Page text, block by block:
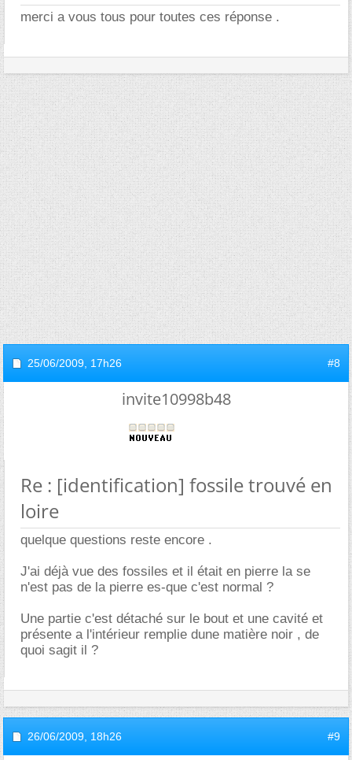
merci a vous tous pour toutes ces réponse .
25/06/2009, 17h26 #8
invite10998b48
Re : [identification] fossile trouvé en
loire
quelque questions reste encore .
J'ai déjà vue des fossiles et il était en pierre la se
n'est pas de la pierre es-que c'est normal ?
Une partie c'est détaché sur le bout et une cavité et
présente a l'intérieur remplie dune matière noir , de
quoi sagit il ?
26/06/2009, 18h26 #9